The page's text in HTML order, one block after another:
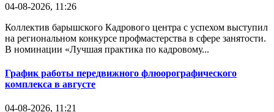
04-08-2026, 11:26
Коллектив барышского Кадрового центра с успехом выступил
на региональном конкурсе профмастерства в сфере занятости.
В номинации «Лучшая практика по кадровому...
График работы передвижного флюорографического
комплекса в августе
04-08-2026, 11:21